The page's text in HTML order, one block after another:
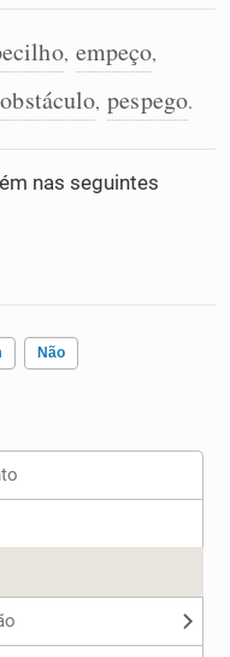
, empeço,
obstáculo, pespego.
nas seguintes
Não
me ajudou